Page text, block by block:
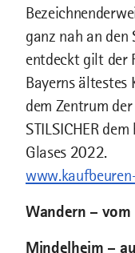
ganz nah an den
entdeckt gilt der
Bayerns
dem Zentrum
STILSICHER
Glases 2022.
Wandern –
Mindelheim –